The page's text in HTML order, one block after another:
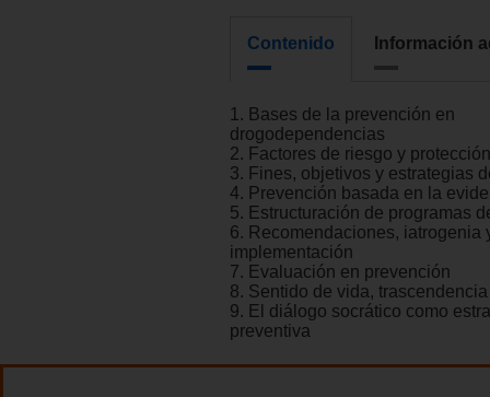
Contenido Información
1. Bases de la prevención en
drogodependencias
2. Factores de riesgo y protección
3. Fines, objetivos y estrategias
4. Prevención basada en la
5. Estructuración de programas
6. Recomendaciones, iatrogenia
implementación
7. Evaluación en prevención
8. Sentido de vida,
9. El diálogo socrático como
preventiva